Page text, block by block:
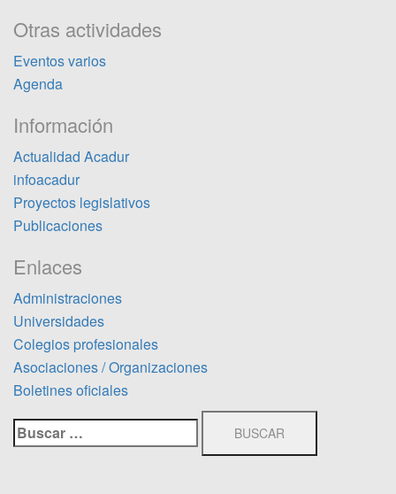
Otras actividades
Eventos varios
Agenda
Información
Actualidad Acadur
infoacadur
Proyectos legislativos
Publicaciones
Enlaces
Administraciones
Universidades
Colegios profesionales
Asociaciones / Organizaciones
Boletines oficiales
Buscar: